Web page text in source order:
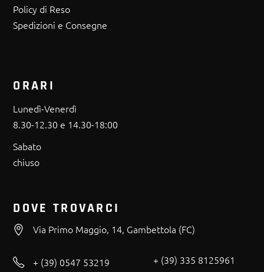
Policy di Reso
Spedizioni e Consegne
ORARI
Lunedì-Venerdì
8.30-12.30 e 14.30-18:00
Sabato
chiuso
DOVE TROVARCI
Via Primo Maggio, 14, Gambettola (FC)
+ (39) 0547 53219
+ (39) 335 8125961